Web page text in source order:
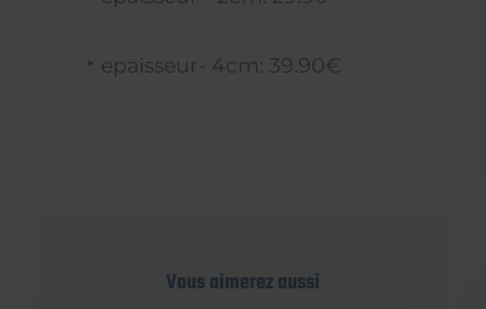
epaisseur- 4cm: 39.90€
Vous aimerez aussi